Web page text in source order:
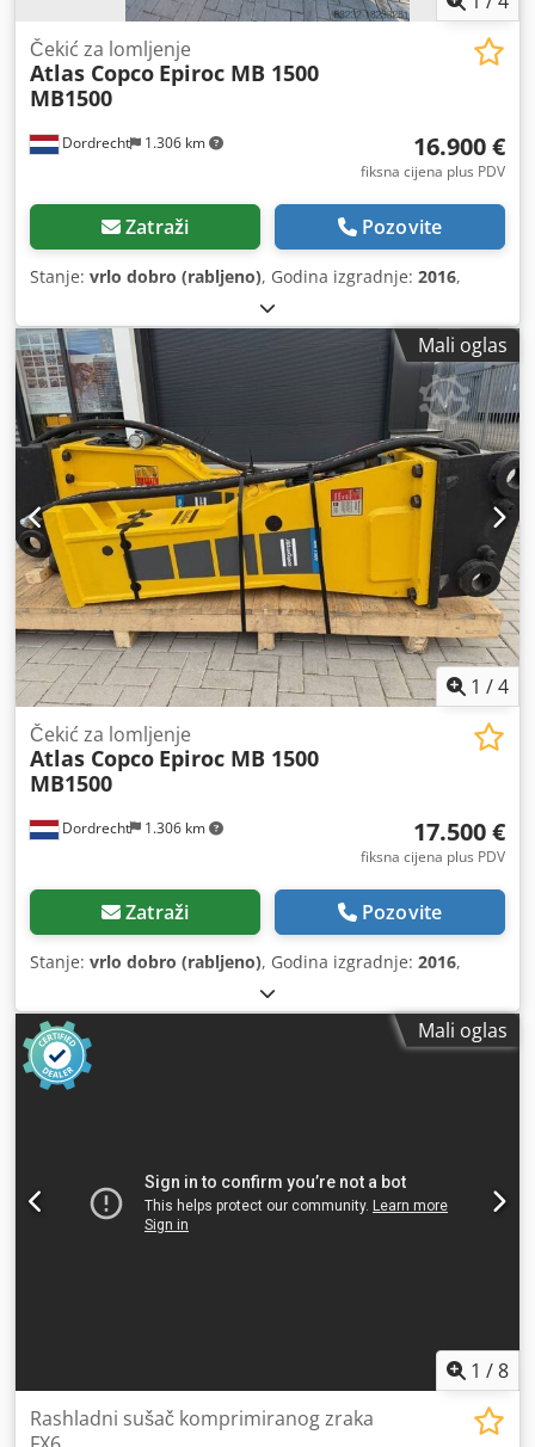
Dordrecht 1.306 km
Čekić za lomljenje
Atlas Copco Epiroc MB 1500
MB1500
16.900 €
fiksna cijena plus PDV
Zatraži Pozovite
Stanje: vrlo dobro (rabljeno), Godina izgradnje: 2016,
Mali oglas
1 /4
Dordrecht 1.306 km
Čekić za lomljenje
Atlas Copco Epiroc MB 1500
MB1500
17.500 €
fiksna cijena plus PDV
Zatraži Pozovite
Stanje: vrlo dobro (rabljeno), Godina izgradnje: 2016,
Mali oglas
1 /8
Rashladni sušač komprimiranog zraka